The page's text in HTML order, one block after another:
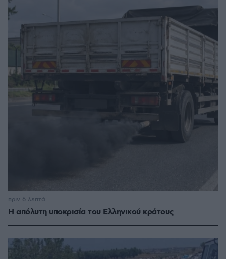
Η απόλυτη υποκρισία του Ελληνικού κράτους
πριν 6 λεπτά